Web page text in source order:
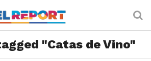
"Catas de Vino"